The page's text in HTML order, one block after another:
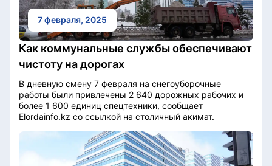
7 февраля, 2025
Как коммунальные службы обеспечивают
чистоту на дорогах
В дневную смену 7 февраля на снегоуборочные
работы были привлечены 2 640 дорожных рабочих и
более 1 600 единиц спецтехники, сообщает
Elordainfo.kz со ссылкой на столичный акимат.